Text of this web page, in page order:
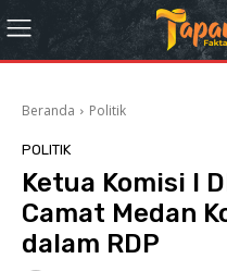
Beranda Politik
POLITIK
Ketua Komisi I
Camat Medan
dalam RDP